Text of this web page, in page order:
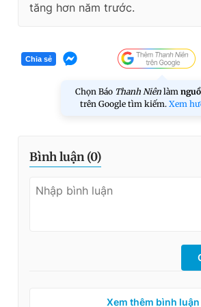
tăng hơn năm trước.
Chia sẻ
Chọn Báo Thanh Niên làm
trên Google tìm kiếm. Xem
Bình luận (0)
Xem thêm bình luận